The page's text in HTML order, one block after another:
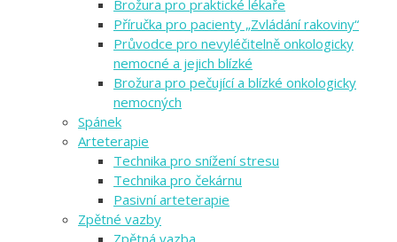
Brožura pro praktické lékaře
Příručka pro pacienty „Zvládání rakoviny“
Průvodce pro nevyléčitelně onkologicky
nemocné a jejich blízké
Brožura pro pečující a blízké onkologicky
nemocných
Spánek
Arteterapie
Technika pro snížení stresu
Technika pro čekárnu
Pasivní arteterapie
Zpětné vazby